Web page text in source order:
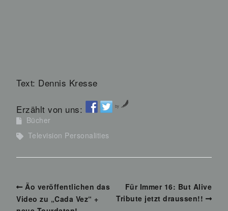
Text: Dennis Kresse
Erzählt von uns: by
Bücher
Television Personalities
Ão veröffentlichen das
Video zu „Cada Vez“ +
Für Immer 16: But Alive
Tribute jetzt draussen!!